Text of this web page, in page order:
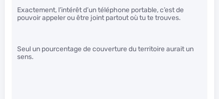
Exactement, l’intérêt d’un téléphone portable, c’est de
pouvoir appeler ou être joint partout où tu te trouves.
Seul un pourcentage de couverture du territoire aurait un
sens.